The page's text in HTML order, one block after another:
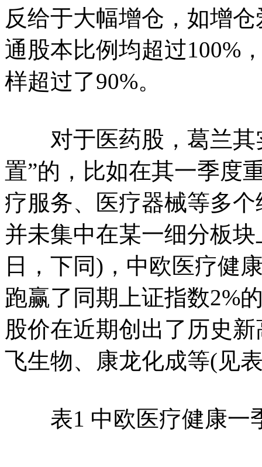
反给于大幅增仓，如增
通股本比例均超过100%
样超过了90%。
对于医药股，葛兰其
置”的，比如在其一季度
疗服务、医疗器械等多
并未集中在某一细分板
日，下同)，中欧医疗健
跑赢了同期上证指数2%
股价在近期创出了历史
飞生物、康龙化成等(见
表1 中欧医疗健康一